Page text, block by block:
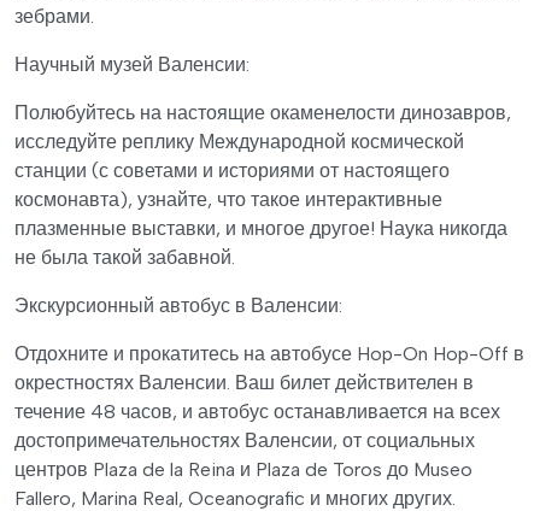
зебрами.
Научный музей Валенсии:
Полюбуйтесь на настоящие окаменелости динозавров,
исследуйте реплику Международной космической
станции (с советами и историями от настоящего
космонавта), узнайте, что такое интерактивные
плазменные выставки, и многое другое! Наука никогда
не была такой забавной.
Экскурсионный автобус в Валенсии:
Отдохните и прокатитесь на автобусе Hop-On Hop-Off в
окрестностях Валенсии. Ваш билет действителен в
течение 48 часов, и автобус останавливается на всех
достопримечательностях Валенсии, от социальных
центров Plaza de la Reina и Plaza de Toros до Museo
Fallero, Marina Real, Oceanografic и многих других.